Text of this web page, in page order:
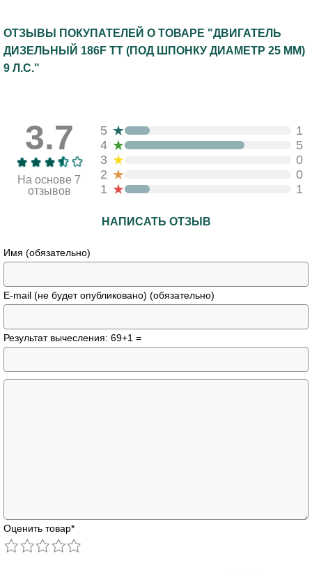
ОТЗЫВЫ ПОКУПАТЕЛЕЙ О ТОВАРЕ "ДВИГАТЕЛЬ
ДИЗЕЛЬНЫЙ 186F ТТ (ПОД ШПОНКУ ДИАМЕТР 25 ММ)
9 Л.С."
3.7
На основе 7
отзывов
5 ★
1
4 ★
5
3 ★
0
2 ★
0
1 ★ 1
НАПИСАТЬ ОТЗЫВ
Имя (обязательно)
E-mail (не будет опубликовано) (обязательно)
Результат вычесления: 69+1 =
Оценить товар*